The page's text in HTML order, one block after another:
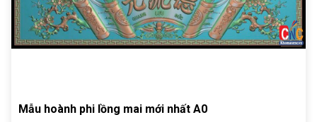
Mẫu hoành phi lồng mai mới nhất A0